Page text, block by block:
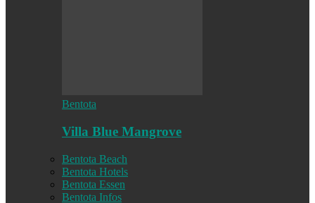
Bentota
Villa Blue Mangrove
Bentota Beach
Bentota Hotels
Bentota Essen
Bentota Infos